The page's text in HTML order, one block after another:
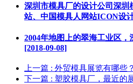
深圳市模具厂的设计公司深圳
站、中国模具人网站ICON设
2004年地图上的翠海工业区
[2018-09-08]
上一篇 : 外贸模具展览有哪些？
下一篇 : 塑胶模具厂，最近的